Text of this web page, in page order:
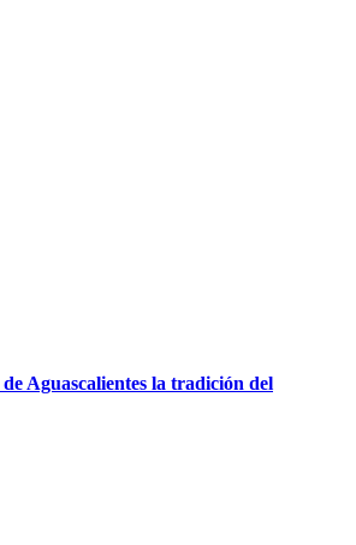
Aguascalientes la tradición del